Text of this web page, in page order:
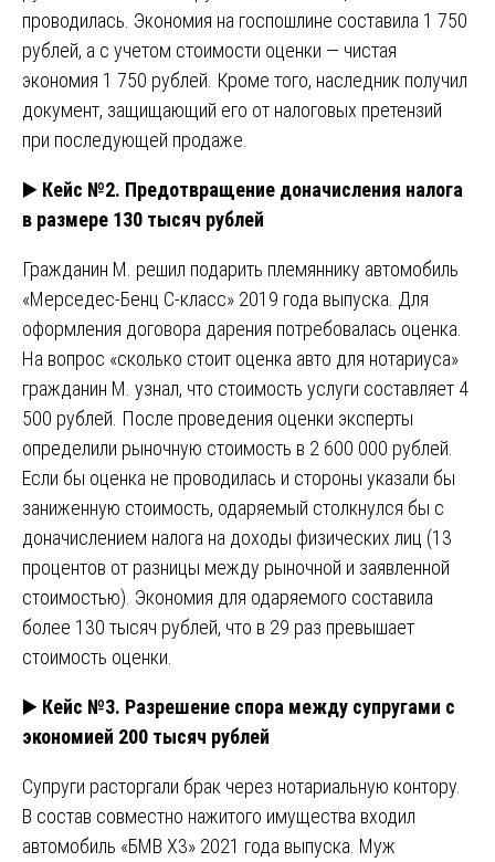
проводилась. Экономия на госпошлине составила 1 750
рублей, а с учетом стоимости оценки — чистая
экономия 1 750 рублей. Кроме того, наследник получил
документ, защищающий его от налоговых претензий
при последующей продаже.
▶️ Кейс №2. Предотвращение доначисления налога
в размере 130 тысяч рублей
Гражданин М. решил подарить племяннику автомобиль
«Мерседес-Бенц C-класс» 2019 года выпуска. Для
оформления договора дарения потребовалась оценка.
На вопрос «сколько стоит оценка авто для нотариуса»
гражданин М. узнал, что стоимость услуги составляет 4
500 рублей. После проведения оценки эксперты
определили рыночную стоимость в 2 600 000 рублей.
Если бы оценка не проводилась и стороны указали бы
заниженную стоимость, одаряемый столкнулся бы с
доначислением налога на доходы физических лиц (13
процентов от разницы между рыночной и заявленной
стоимостью). Экономия для одаряемого составила
более 130 тысяч рублей, что в 29 раз превышает
стоимость оценки.
▶️ Кейс №3. Разрешение спора между супругами с
экономией 200 тысяч рублей
Супруги расторгали брак через нотариальную контору.
В состав совместно нажитого имущества входил
автомобиль «БМВ X3» 2021 года выпуска. Муж